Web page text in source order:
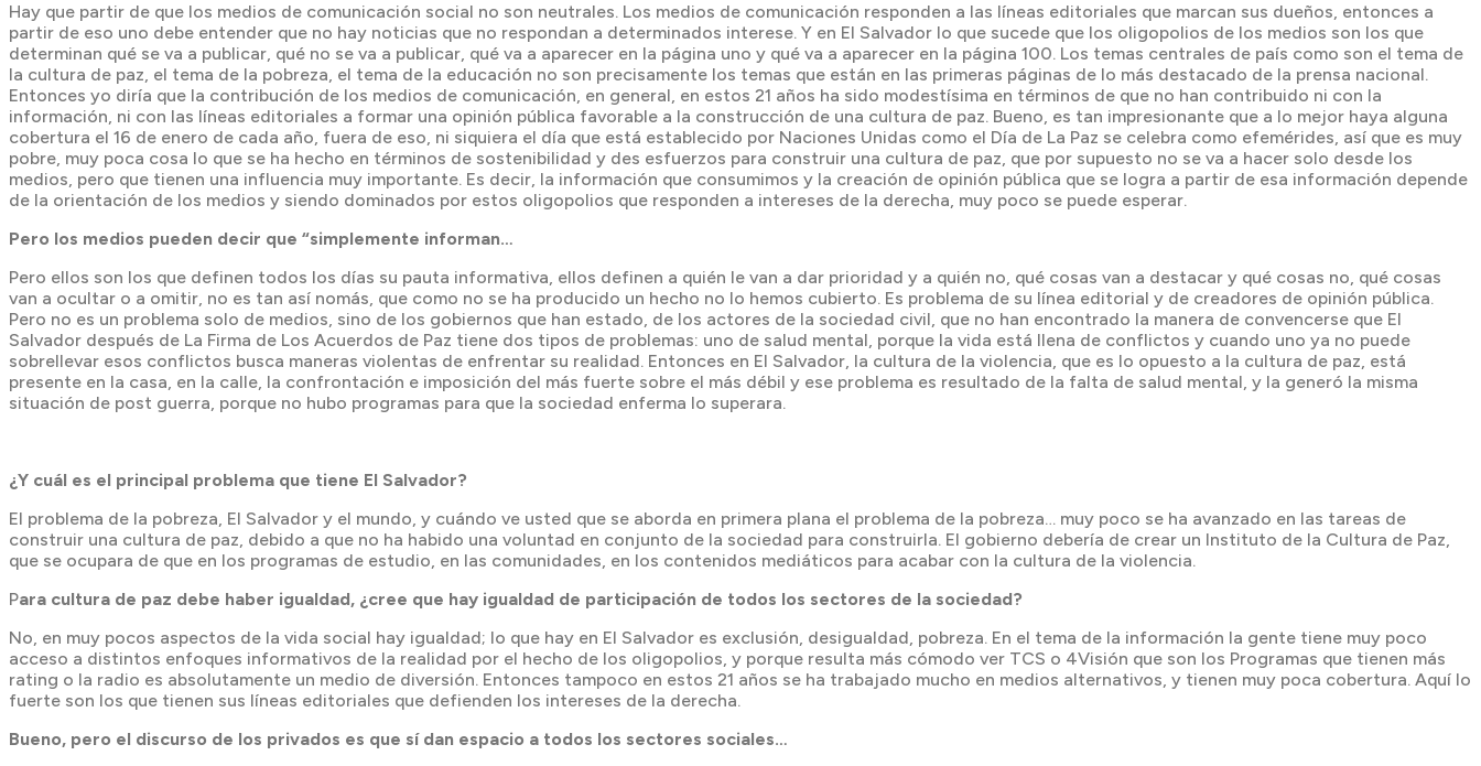
Hay que partir de que los medios de comunicación social no son neutrales. Los medios de comunicación responden a las líneas editoriales que marcan sus dueños, entonces a
partir de eso uno debe entender que no hay noticias que no respondan a determinados interese. Y en El Salvador lo que sucede que los oligopolios de los medios son los que
determinan qué se va a publicar, qué no se va a publicar, qué va a aparecer en la página uno y qué va a aparecer en la página 100. Los temas centrales de país como son el tema de
la cultura de paz, el tema de la pobreza, el tema de la educación no son precisamente los temas que están en las primeras páginas de lo más destacado de la prensa nacional.
Entonces yo diría que la contribución de los medios de comunicación, en general, en estos 21 años ha sido modestísima en términos de que no han contribuido ni con la
información, ni con las líneas editoriales a formar una opinión pública favorable a la construcción de una cultura de paz. Bueno, es tan impresionante que a lo mejor haya alguna
cobertura el 16 de enero de cada año, fuera de eso, ni siquiera el día que está establecido por Naciones Unidas como el Día de La Paz se celebra como efemérides, así que es muy
pobre, muy poca cosa lo que se ha hecho en términos de sostenibilidad y des esfuerzos para construir una cultura de paz, que por supuesto no se va a hacer solo desde los
medios, pero que tienen una influencia muy importante. Es decir, la información que consumimos y la creación de opinión pública que se logra a partir de esa información depende
de la orientación de los medios y siendo dominados por estos oligopolios que responden a intereses de la derecha, muy poco se puede esperar.
Pero los medios pueden decir que “simplemente informan…
Pero ellos son los que definen todos los días su pauta informativa, ellos definen a quién le van a dar prioridad y a quién no, qué cosas van a destacar y qué cosas no, qué cosas
van a ocultar o a omitir, no es tan así nomás, que como no se ha producido un hecho no lo hemos cubierto. Es problema de su línea editorial y de creadores de opinión pública.
Pero no es un problema solo de medios, sino de los gobiernos que han estado, de los actores de la sociedad civil, que no han encontrado la manera de convencerse que El
Salvador después de La Firma de Los Acuerdos de Paz tiene dos tipos de problemas: uno de salud mental, porque la vida está llena de conflictos y cuando uno ya no puede
sobrellevar esos conflictos busca maneras violentas de enfrentar su realidad. Entonces en El Salvador, la cultura de la violencia, que es lo opuesto a la cultura de paz, está
presente en la casa, en la calle, la confrontación e imposición del más fuerte sobre el más débil y ese problema es resultado de la falta de salud mental, y la generó la misma
situación de post guerra, porque no hubo programas para que la sociedad enferma lo superara.
¿Y cuál es el principal problema que tiene El Salvador?
El problema de la pobreza, El Salvador y el mundo, y cuándo ve usted que se aborda en primera plana el problema de la pobreza… muy poco se ha avanzado en las tareas de
construir una cultura de paz, debido a que no ha habido una voluntad en conjunto de la sociedad para construirla. El gobierno debería de crear un Instituto de la Cultura de Paz,
que se ocupara de que en los programas de estudio, en las comunidades, en los contenidos mediáticos para acabar con la cultura de la violencia.
Para cultura de paz debe haber igualdad, ¿cree que hay igualdad de participación de todos los sectores de la sociedad?
No, en muy pocos aspectos de la vida social hay igualdad; lo que hay en El Salvador es exclusión, desigualdad, pobreza. En el tema de la información la gente tiene muy poco
acceso a distintos enfoques informativos de la realidad por el hecho de los oligopolios, y porque resulta más cómodo ver TCS o 4Visión que son los Programas que tienen más
rating o la radio es absolutamente un medio de diversión. Entonces tampoco en estos 21 años se ha trabajado mucho en medios alternativos, y tienen muy poca cobertura. Aquí lo
fuerte son los que tienen sus líneas editoriales que defienden los intereses de la derecha.
Bueno, pero el discurso de los privados es que sí dan espacio a todos los sectores sociales…